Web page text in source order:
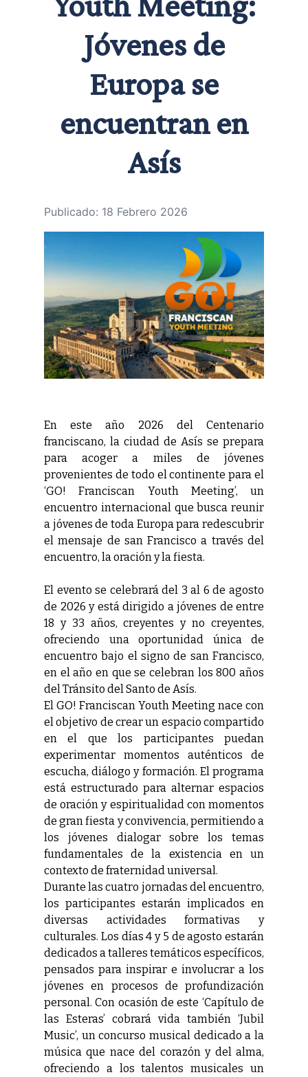
Jóvenes de
Europa se
encuentran en
Asís
Publicado: 18 Febrero 2026
En este año 2026 del Centenario
franciscano, la ciudad de Asís se prepara
para acoger a miles de jóvenes
provenientes de todo el continente para el
‘GO! Franciscan Youth Meeting’, un
encuentro internacional que busca reunir
a jóvenes de toda Europa para redescubrir
el mensaje de san Francisco a través del
encuentro, la oración y la fiesta.
El evento se celebrará del 3 al 6 de agosto
de 2026 y está dirigido a jóvenes de entre
18 y 33 años, creyentes y no creyentes,
ofreciendo una oportunidad única de
encuentro bajo el signo de san Francisco,
en el año en que se celebran los 800 años
del Tránsito del Santo de Asís.
El GO! Franciscan Youth Meeting nace con
el objetivo de crear un espacio compartido
en el que los participantes puedan
experimentar momentos auténticos de
escucha, diálogo y formación. El programa
está estructurado para alternar espacios
de oración y espiritualidad con momentos
de gran fiesta y convivencia, permitiendo a
los jóvenes dialogar sobre los temas
fundamentales de la existencia en un
contexto de fraternidad universal.
Durante las cuatro jornadas del encuentro,
los participantes estarán implicados en
diversas actividades formativas y
culturales. Los días 4 y 5 de agosto estarán
dedicados a talleres temáticos específicos,
pensados para inspirar e involucrar a los
jóvenes en procesos de profundización
personal. Con ocasión de este ‘Capítulo de
las Esteras’ cobrará vida también ‘Jubil
Music’, un concurso musical dedicado a la
música que nace del corazón y del alma,
ofreciendo a los talentos musicales un